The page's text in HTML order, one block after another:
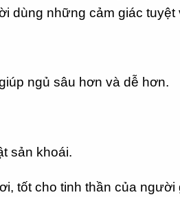
dùng những cảm giác tuyệt
ngủ sâu hơn và dễ hơn.
sản khoái.
tốt cho tinh thần của người